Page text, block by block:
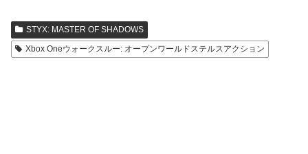
STYX: MASTER OF SHADOWS
Xbox Oneウォークスルー: オープンワールドステルスアクション